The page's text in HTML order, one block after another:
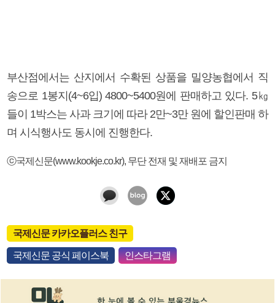
부산점에서는 산지에서 수확된 상품을 밀양농협에서 직
송으로 1봉지(4~6입) 4800~5400원에 판매하고 있다. 5㎏
들이 1박스는 사과 크기에 따라 2만~3만 원에 할인판매 하
며 시식행사도 동시에 진행한다.
ⓒ국제신문(www.kookje.co.kr), 무단 전재 및 재배포 금지
국제신문 카카오플러스 친구
국제신문 공식 페이스북 인스타그램